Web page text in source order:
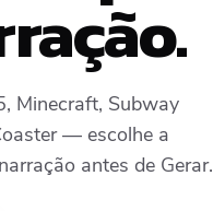
Minecraft, Subway
— escolhe a
antes de Gerar.